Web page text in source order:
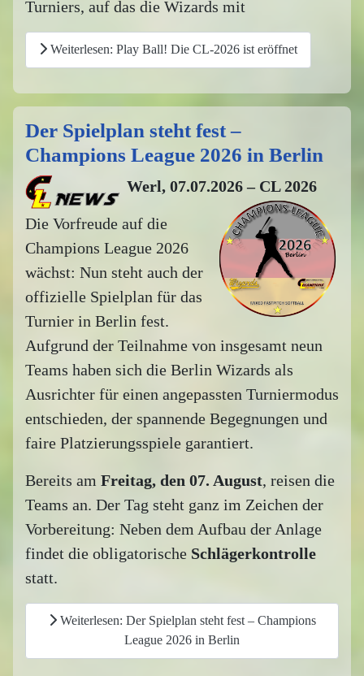
Turniers, auf das die Wizards mit
Weiterlesen: Play Ball! Die CL-2026 ist eröffnet
Der Spielplan steht fest –
Champions League 2026 in Berlin
Werl, 07.07.2026 – CL 2026
Die Vorfreude auf die
Champions League 2026
wächst: Nun steht auch der
offizielle Spielplan für das
Turnier in Berlin fest.
Aufgrund der Teilnahme von insgesamt neun
Teams haben sich die Berlin Wizards als
Ausrichter für einen angepassten Turniermodus
entschieden, der spannende Begegnungen und
faire Platzierungsspiele garantiert.
Bereits am Freitag, den 07. August, reisen die
Teams an. Der Tag steht ganz im Zeichen der
Vorbereitung: Neben dem Aufbau der Anlage
findet die obligatorische Schlägerkontrolle
statt.
Weiterlesen: Der Spielplan steht fest – Champions
League 2026 in Berlin